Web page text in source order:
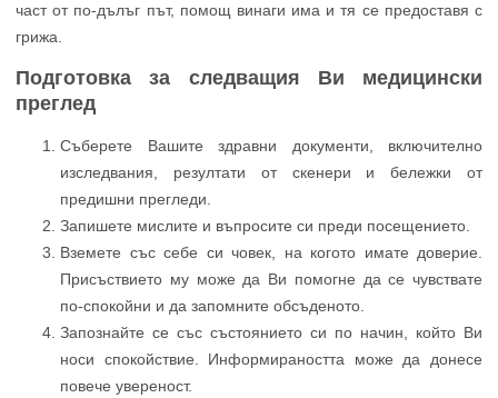
част от по-дълъг път, помощ винаги има и тя се предоставя с
грижа.
Подготовка за следващия Ви медицински
преглед
Съберете Вашите здравни документи, включително
изследвания, резултати от скенери и бележки от
предишни прегледи.
Запишете мислите и въпросите си преди посещението.
Вземете със себе си човек, на когото имате доверие.
Присъствието му може да Ви помогне да се чувствате
по-спокойни и да запомните обсъденото.
Запознайте се със състоянието си по начин, който Ви
носи спокойствие. Информираността може да донесе
повече увереност.